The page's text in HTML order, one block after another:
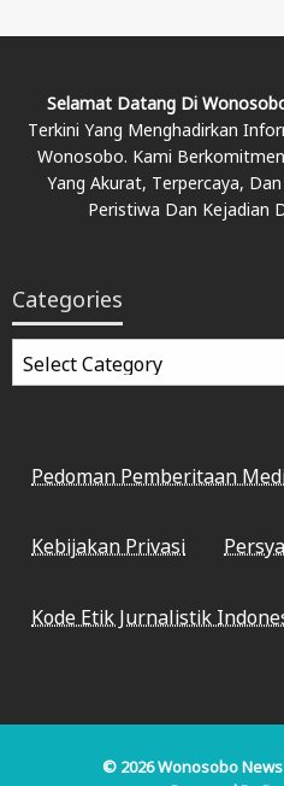
Selamat Datang Di
Terkini Yang Menghadirkan
Wonosobo. Kami
Yang Akurat, Terpercaya,
Peristiwa Dan Kejadian
Categories
Categories
Pedoman Pemberitaan
Kebijakan Privasi
Kode Etik Jurnalistik
© 2026Wonosobo News